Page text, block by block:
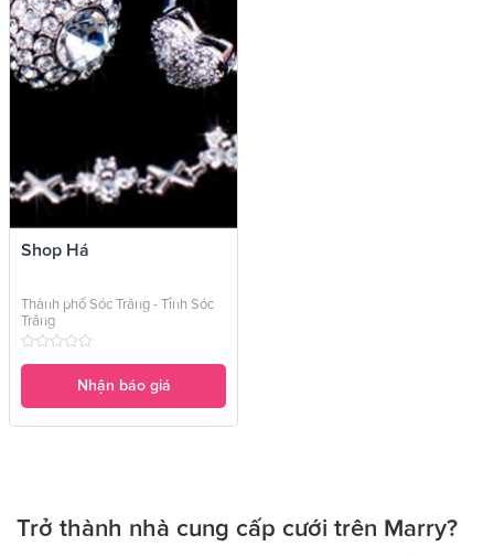
Shop Há
Thành phố Sóc Trăng - Tỉnh Sóc
Trăng
Nhận báo giá
Trở thành nhà cung cấp cưới trên Marry?